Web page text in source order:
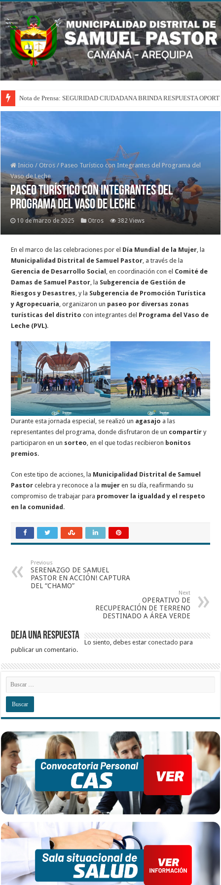
Nota de Prensa: SEGURIDAD CIUDADANA BRINDA RESPUESTA
Inicio / Otros / Paseo Turístico con Integrantes del Programa del
Vaso de Leche
Paseo Turístico con Integrantes del
Programa del Vaso de Leche
10 de marzo de 2025 Otros 382 Views
En el marco de las celebraciones por el Día Mundial de la Mujer , la
Municipalidad Distrital de Samuel Pastor , a través de la
Gerencia de Desarrollo Social
, en coordinación con el Comité de
Damas de Samuel Pastor , la Subgerencia de Gestión de
Riesgos y Desastres , y la Subgerencia de Promoción Turística
y Agropecuaria , organizaron un paseo por diversas zonas
turísticas del distrito con integrantes del Programa del Vaso de
Leche (PVL).
Durante esta jornada especial, se realizó un agasajo a las
representantes del programa, donde disfrutaron de un compartir y
participaron en un sorteo, en el que todas recibieron bonitos
premios.
Con este tipo de acciones, la Municipalidad Distrital de Samuel
Pastor celebra y reconoce a la mujer en su día, reafirmando su
compromiso de trabajar para promover la igualdad y el respeto
en la comunidad .
Previous
SERENAZGO DE SAMUEL
PASTOR EN ACCIÓN! CAPTURA
DEL “CHAMO”
Next
OPERATIVO DE
RECUPERACIÓN DE TERRENO
DESTINADO A ÁREA VERDE
Deja una respuesta
Lo siento, debes estarconectado para
publicar un comentario.